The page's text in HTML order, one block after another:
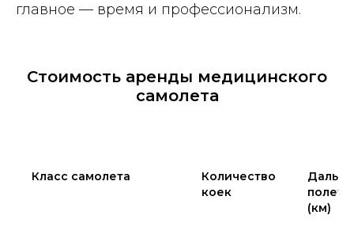
главное — время и профессионализм.
Стоимость аренды медицинского
самолета
Класс самолета
Количество
коек
полета
(км)